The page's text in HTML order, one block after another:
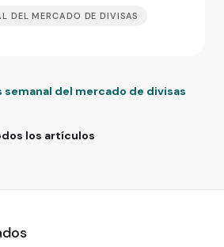
DEL MERCADO DE DIVISAS
semanal del mercado de divisas
los artículos